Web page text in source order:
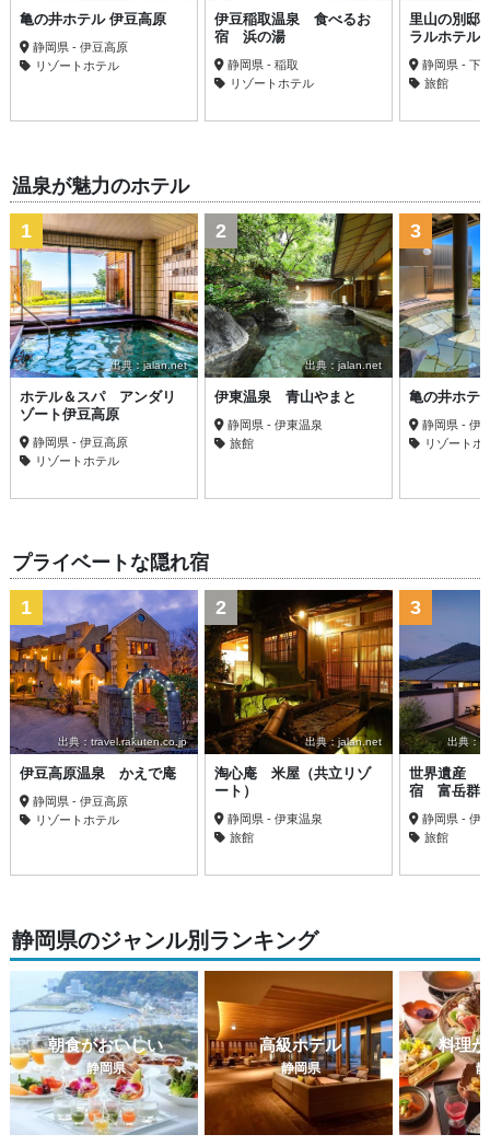
亀の井ホテル 伊豆高原
静岡県 - 伊豆高原
リゾートホテル
伊豆稲取温泉 食べるお
宿 浜の湯
静岡県 - 稲取
リゾートホテル
里山の別邸
ラルホテル
静岡県 - 下
旅館
温泉が魅力のホテル
出典：jalan.net
1
ホテル＆スパ アンダリ
ゾート伊豆高原
静岡県 - 伊豆高原
リゾートホテル
出典：jalan.net
2
伊東温泉 青山やまと
静岡県 - 伊東温泉
旅館
3
亀の井ホテ
静岡県 - 伊
リゾートホ
プライベートな隠れ宿
出典：travel.rakuten.co.jp
1
伊豆高原温泉 かえで庵
静岡県 - 伊豆高原
リゾートホテル
出典：jalan.net
2
淘心庵 米屋（共立リゾ
ート）
静岡県 - 伊東温泉
旅館
出典：
3
世界遺産
宿 富岳群
静岡県 - 伊
旅館
静岡県のジャンル別ランキング
朝食がおいしい
静岡県
高級ホテル
静岡県
料理